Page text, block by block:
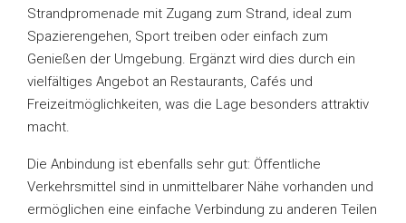
Strandpromenade mit Zugang zum Strand, ideal zum
Spazierengehen, Sport treiben oder einfach zum
Genießen der Umgebung. Ergänzt wird dies durch ein
vielfältiges Angebot an Restaurants, Cafés und
Freizeitmöglichkeiten, was die Lage besonders attraktiv
macht.
Die Anbindung ist ebenfalls sehr gut: Öffentliche
Verkehrsmittel sind in unmittelbarer Nähe vorhanden und
ermöglichen eine einfache Verbindung zu anderen Teilen